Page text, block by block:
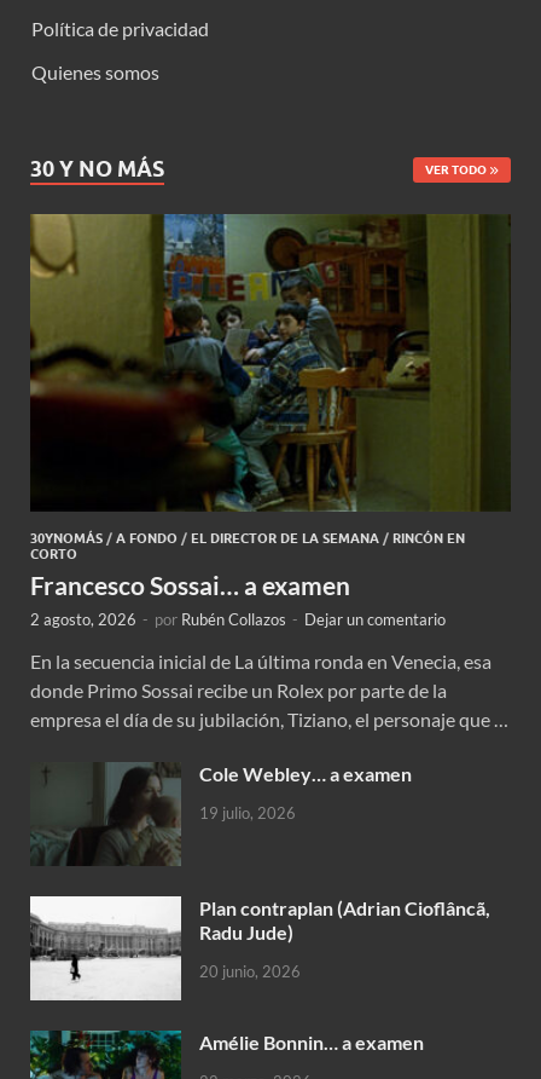
Política de privacidad
Quienes somos
30 Y NO MÁS VER TODO
30YNOMÁS / A FONDO / EL DIRECTOR DE LA SEMANA / RINCÓN EN
CORTO
Francesco Sossai… a examen
2 agosto, 2026 - por Rubén Collazos - Dejar un comentario
En la secuencia inicial de La última ronda en Venecia, esa
donde Primo Sossai recibe un Rolex por parte de la
empresa el día de su jubilación, Tiziano, el personaje que …
Cole Webley… a examen
19 julio, 2026
Plan contraplan (Adrian Cioflâncã,
Radu Jude)
20 junio, 2026
Amélie Bonnin… a examen